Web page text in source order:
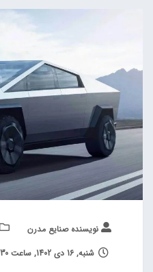
نویسنده صنایع مدرن
شنبه, 16 دی 1402, ساعت 16:30